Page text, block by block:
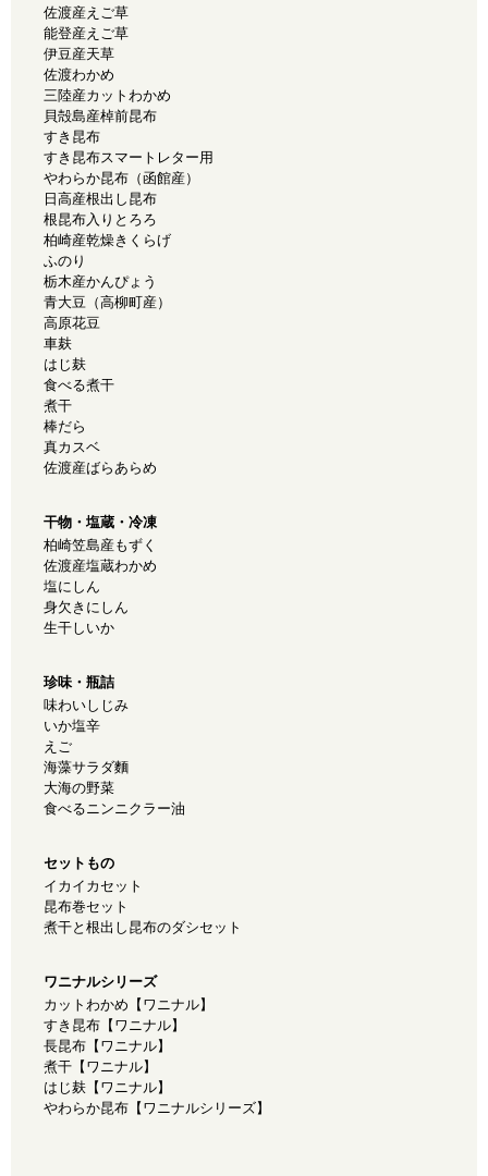
佐渡産えご草
能登産えご草
伊豆産天草
佐渡わかめ
三陸産カットわかめ
貝殻島産棹前昆布
すき昆布
すき昆布スマートレター用
やわらか昆布（函館産）
日高産根出し昆布
根昆布入りとろろ
柏崎産乾燥きくらげ
ふのり
栃木産かんぴょう
青大豆（高柳町産）
高原花豆
車麸
はじ麸
食べる煮干
煮干
棒だら
真カスベ
佐渡産ばらあらめ
干物・塩蔵・冷凍
柏崎笠島産もずく
佐渡産塩蔵わかめ
塩にしん
身欠きにしん
生干しいか
珍味・瓶詰
味わいしじみ
いか塩辛
えご
海藻サラダ麵
大海の野菜
食べるニンニクラー油
セットもの
イカイカセット
昆布巻セット
煮干と根出し昆布のダシセット
ワニナルシリーズ
カットわかめ【ワニナル】
すき昆布【ワニナル】
長昆布【ワニナル】
煮干【ワニナル】
はじ麸【ワニナル】
やわらか昆布【ワニナルシリーズ】